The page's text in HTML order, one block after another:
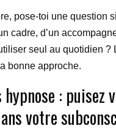
pose-toi une question
cadre, d’un
seul au quotidien ?
bonne approche.
: puisez
votre